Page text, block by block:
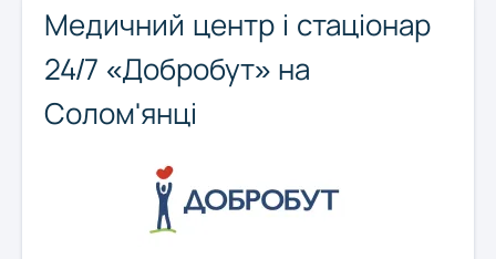
Щорічний рейтинг
Статистика
Стати партнером
Обслуговування
Контакти
Вінниця
Медичний центр і стаціонар
24/7 «Добробут» на
Солом'янці